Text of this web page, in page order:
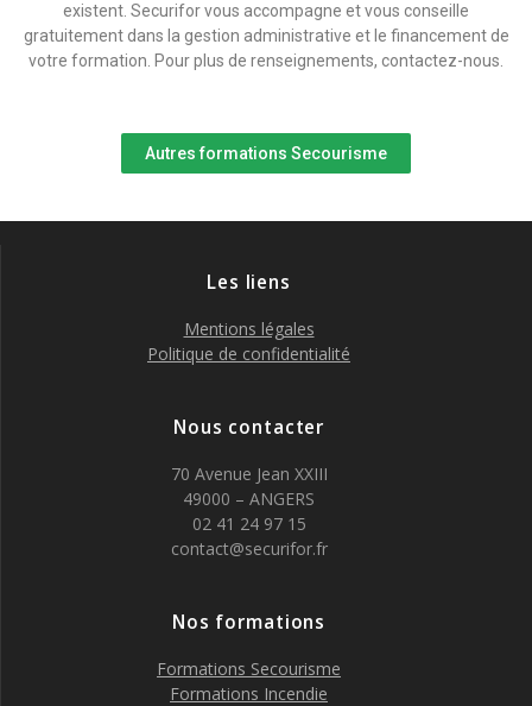
existent. Securifor vous accompagne et vous conseille
gratuitement dans la gestion administrative et le financement de
votre formation. Pour plus de renseignements, contactez-nous.
Autres formations Secourisme
Les liens
Mentions légales
Politique de confidentialité
Nous contacter
70 Avenue Jean XXIII
49000 – ANGERS
02 41 24 97 15
contact@securifor.fr
Nos formations
Formations Secourisme
Formations Incendie